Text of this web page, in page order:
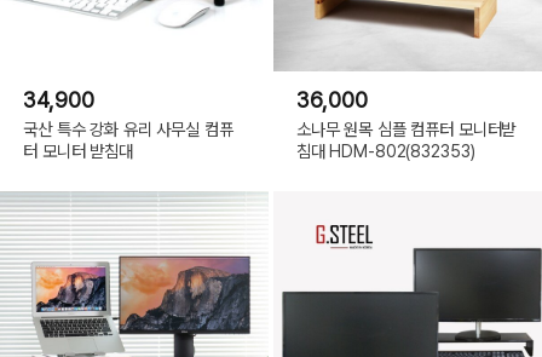
34,900
국산 특수 강화 유리 사무실 컴퓨
터 모니터 받침대
36,000
소나무 원목 심플 컴퓨터 모니터받
침대 HDM-802(832353)